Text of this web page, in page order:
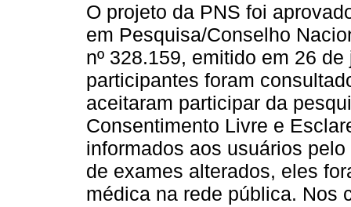
O projeto da PNS foi
em Pesquisa/Conselho
nº 328.159, emitido em 26
participantes foram
aceitaram participar da
Consentimento Livre e
informados aos usuários
de exames alterados, eles
médica na rede pública. Nos